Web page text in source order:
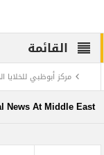
القائمة
مركز أبوظبي للخلايا
المنطقة لمريضة تعاني
News At Middle East